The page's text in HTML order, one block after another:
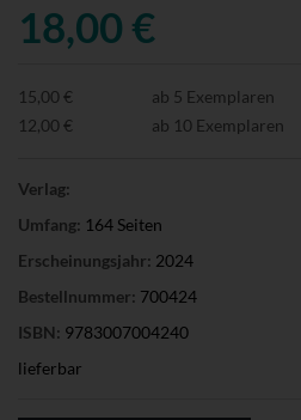
18,00 €
15,00 € ab 5 Exemplaren
12,00 €
ab 10 Exemplaren
Verlag:
Umfang: 164 Seiten
Erscheinungsjahr: 2024
Bestellnummer: 700424
ISBN: 9783007004240
lieferbar